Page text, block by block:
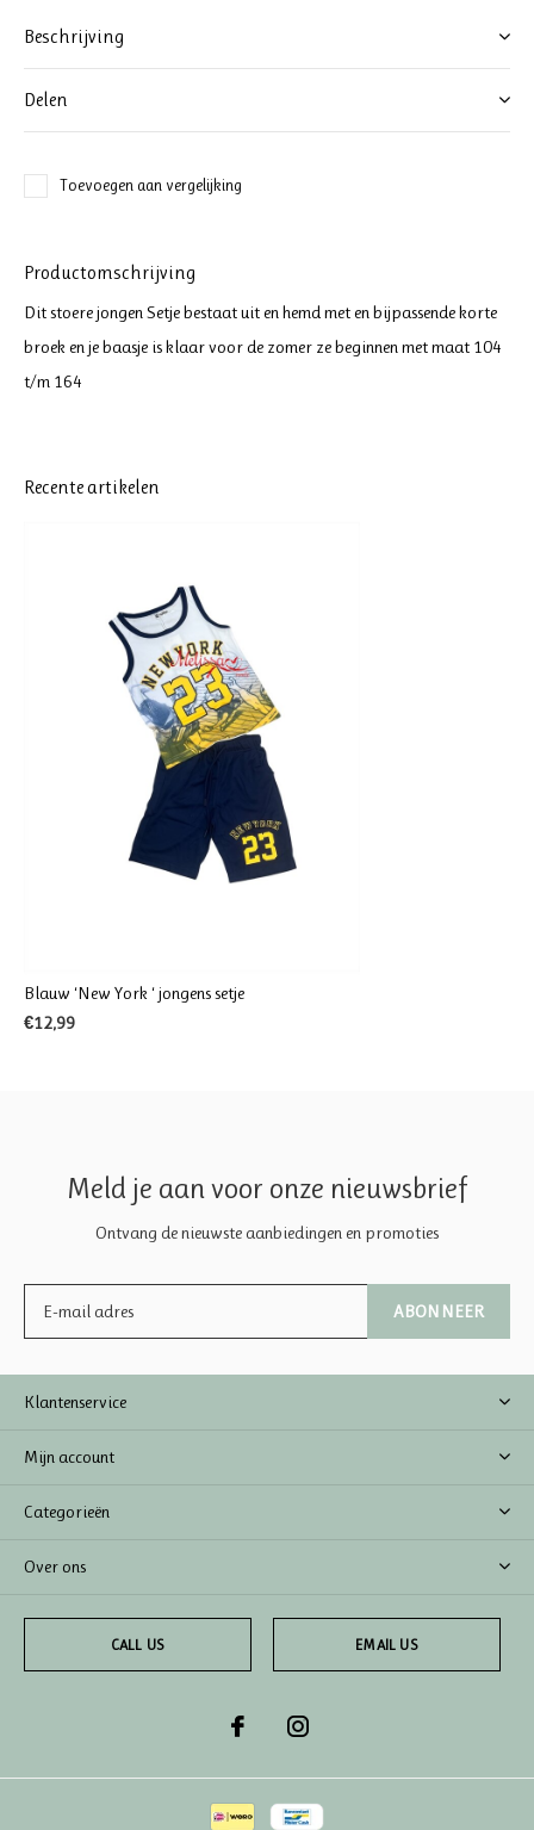
Beschrijving
Delen
Toevoegen aan vergelijking
Productomschrijving
Dit stoere jongen Setje bestaat uit en hemd met en bijpassende korte
broek en je baasje is klaar voor de zomer ze beginnen met maat 104
t/m 164
Recente artikelen
Blauw ‘New York ‘ jongens setje
€12,99
Meld je aan voor onze nieuwsbrief
Ontvang de nieuwste aanbiedingen en promoties
ABONNEER
Klantenservice
Mijn account
Categorieën
Over ons
CALL US EMAIL US